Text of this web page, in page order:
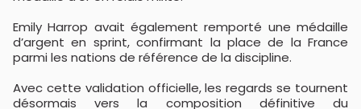
Emily Harrop avait également remporté une médaille
d’argent en sprint, confirmant la place de la France
parmi les nations de référence de la discipline.
Avec cette validation officielle, les regards se tournent
désormais vers la composition définitive du